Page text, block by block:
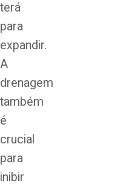
terá
para
expandir.
A
drenagem
também
é
crucial
para
inibir